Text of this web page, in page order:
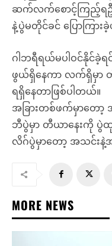
ဆက်လက်စောင့်ကြည့်ရဦ
နဲ့ပွဲမတိုင်ခင် ပြောကြား
ဂါဘရီရယ်မပါဝင်နိုင်ခဲ့
ဖွယ်ရှိနေကာ လက်ရှိမှာ
ရရှိနေတာဖြစ်ပါတယ်။
အခြားတစ်ဖက်မှာတော့
ဘီပွဲမှာ တီယာနေးကို ပွဲထု
လိဂ်ပွဲမှာတော့ အသင်းနဲ့
MORE NEWS